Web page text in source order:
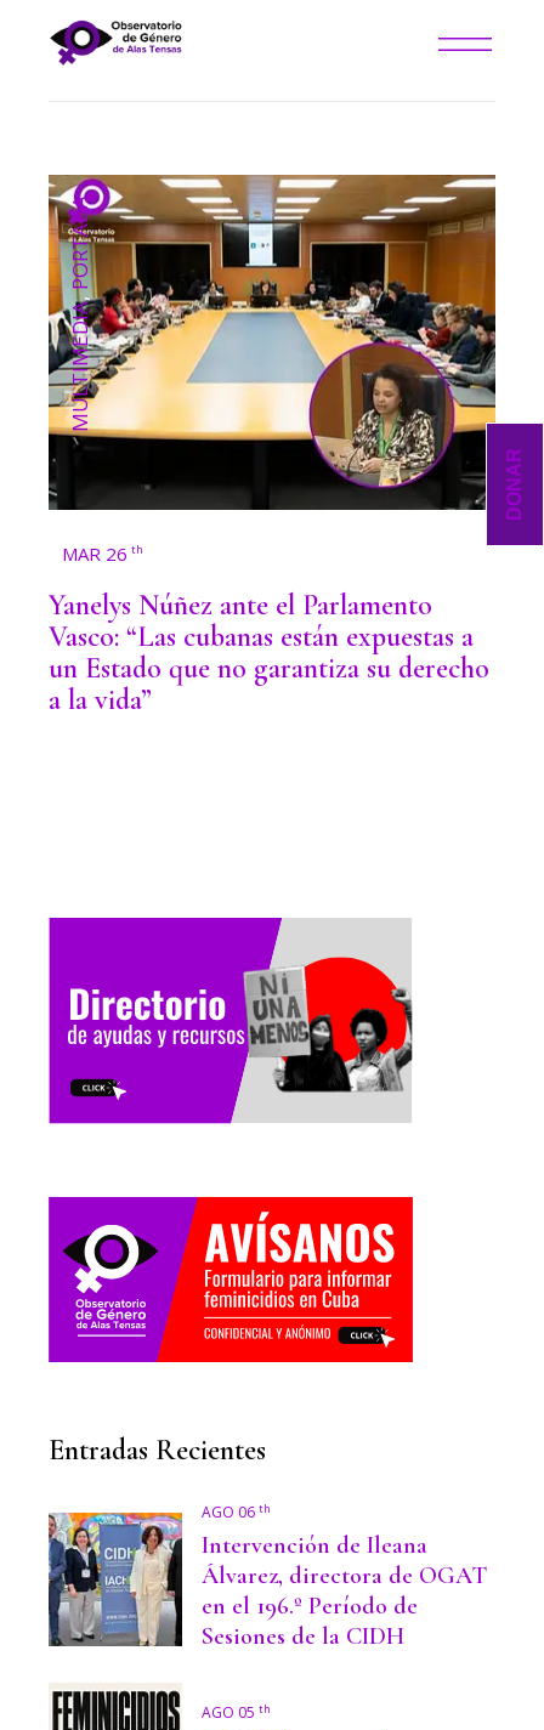
DONAR
MULTIMEDIA
,
PORTADA
MAR 26 th
Yanelys Núñez ante el Parlamento
Vasco: “Las cubanas están expuestas a
un Estado que no garantiza su derecho
a la vida”
Entradas Recientes
AGO 06 th
Intervención de Ileana
Álvarez, directora de OGAT
en el 196.º Período de
Sesiones de la CIDH
AGO 05 th